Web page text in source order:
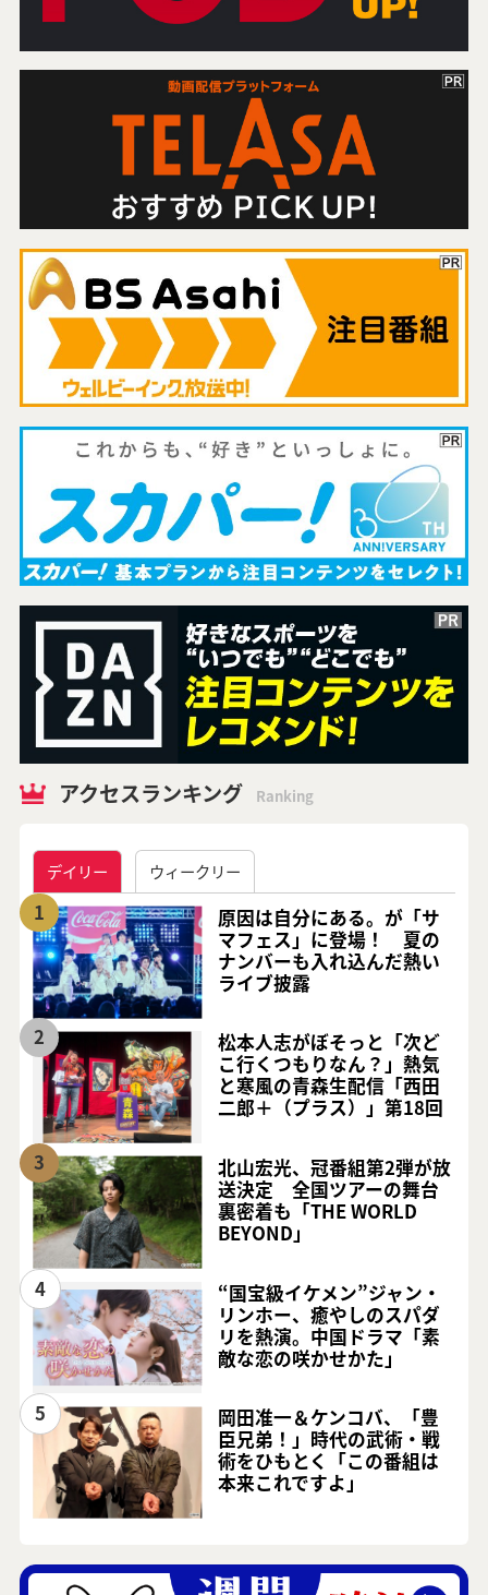
アクセスランキング Ranking
デイリー ウィークリー
1
原因は自分にある。が「サ
マフェス」に登場！ 夏の
ナンバーも入れ込んだ熱い
ライブ披露
2
松本人志がぼそっと「次ど
こ行くつもりなん？」熱気
と寒風の青森生配信「西田
二郎＋（プラス）」第18回
3
北山宏光、冠番組第2弾が放
送決定 全国ツアーの舞台
裏密着も「THE WORLD
BEYOND」
4
“国宝級イケメン”ジャン・
リンホー、癒やしのスパダ
リを熱演。中国ドラマ「素
敵な恋の咲かせかた」
5
岡田准一＆ケンコバ、「豊
臣兄弟！」時代の武術・戦
術をひもとく「この番組は
本来これですよ」